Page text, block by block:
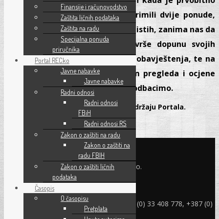
određeno otvaranje ponuda zaprimili dvije ponude,
te da ponuđači nisu tražili povrat istih, zanima nas da
li su ponuđači bili dužni da izvrše dopunu svojih
ponuda zbog navedene ispravke obavještenja, te na
koji način da postupimo prilikom pregleda i ocjene
ponude, da li da ih prihvatimo ili odbacimo.
Samo pretplatnici mogu pristupiti sadržaju Portala.
Pročitajte kako postati pretplatnikovdje.
KONTAKT INFO
Refam Creative Solutions - REC d.o.o.
Jukićeva br. 2, 71000 Sarajevo BiH
rec@rec.ba
Telefon: +387 (0) 33 214 582, +387 (0) 33 408 778, +387 (0)
Finansije i računovodstvo
Zaštita ličnih podataka
Zaštita na radu
Specijalna ponuda
priručnika
Portal RECko
Javne nabavke
Javne nabavke
Radni odnosi
Radni odnosi
FBiH
Radni odnosi RS
Zakon o zaštiti na radu
Zakon o zaštiti na
radu FBIH
Zakon o zaštiti ličnih
podataka
Časopis
O časopisu
Pretplata